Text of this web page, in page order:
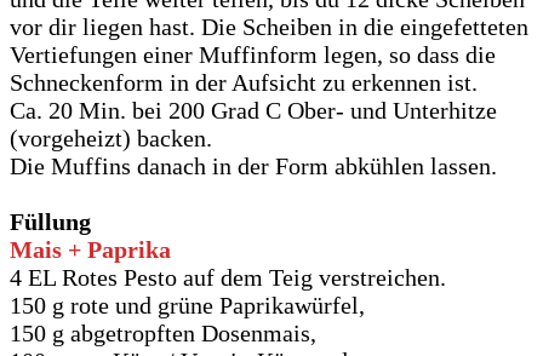
vor dir liegen hast. Die Scheiben in die eingefetteten
Vertiefungen einer Muffinform legen, so dass die
Schneckenform in der Aufsicht zu erkennen ist.
Ca. 20 Min. bei 200 Grad C Ober- und Unterhitze
(vorgeheizt) backen.
Die Muffins danach in der Form abkühlen lassen.
Füllung
Mais + Paprika
4 EL Rotes Pesto auf dem Teig verstreichen.
150 g rote und grüne Paprikawürfel,
150 g abgetropften Dosenmais,